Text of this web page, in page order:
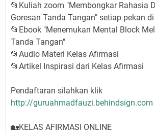
📂Kuliah zoom "Membongkar Rahasia
Goresan Tanda Tangan" setiap pekan
📂Ebook "Menemukan Mental Block
Tanda Tangan"
📂Audio Materi Kelas Afirmasi
📂Artikel Inspirasi dari Kelas Afirmasi
Pendaftaran silahkan klik
http://guruahmadfauzi.behindsign.com
🏡KELAS AFIRMASI ONLINE